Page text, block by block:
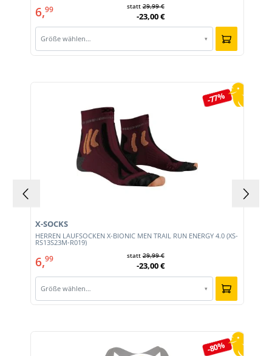
6,99 statt29,99 €
-23,00 €
Größe wählen… ▾
-77%
HERREN LAUFSOCKEN X-BIONIC MEN TRAIL RUN ENERGY 4.0 (XS-
RS13S23M-R019)
X-SOCKS
6,99 statt29,99 €
-23,00 €
Größe wählen… ▾
-80%